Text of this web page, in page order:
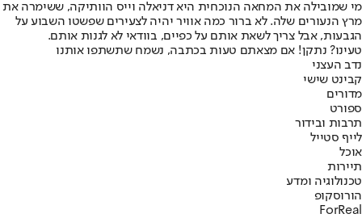
מי שמובילה את המחאה הנוכחית היא דניאלה וייס הוותיקה, ששימרה את
מרץ הנעורים שלה. לא ברור כמה אוויר יהיה לצעירים שפשטו השבוע על
הגבעות, אבל צריך לשאת אותם על כפיים, בוודאי לא לגנות אותם.
טעינו? נתקן! אם מצאתם טעות בכתבה, נשמח שתשתפו אותנו
נדב העצני
קבינט שישי
מדורים
ספורט
תרבות ובידור
לייף סטייל
אוכל
תיירות
טכנולוגיה ומדע
הורוסקופ
ForReal